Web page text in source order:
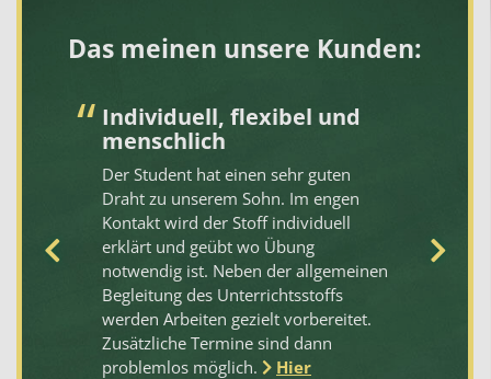
Das meinen unsere Kunden:
Individuell, flexibel und
menschlich
Der Student hat einen sehr guten
Draht zu unserem Sohn. Im engen
Kontakt wird der Stoff individuell
erklärt und geübt wo Übung
notwendig ist. Neben der allgemeinen
Begleitung des Unterrichtsstoffs
werden Arbeiten gezielt vorbereitet.
Zusätzliche Termine sind dann
problemlos möglich.
Hier